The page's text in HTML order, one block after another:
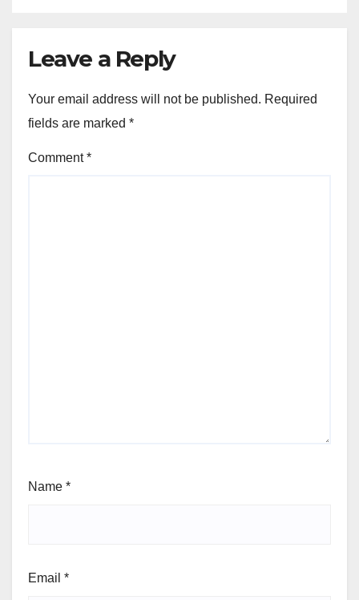
Leave a Reply
Your email address will not be published. Required
fields are marked *
Comment*
Name *
Email *